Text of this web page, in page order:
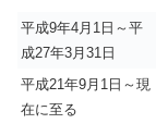
平成9年4月1日～平
成27年3月31日
平成21年9月1日～現
在に至る